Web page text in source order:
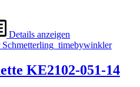
Details anzeigen
KE2102-051-14